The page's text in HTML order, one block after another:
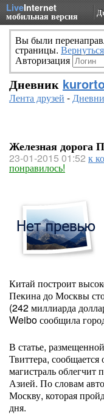
LiveInternet
мобильная версия
Вы были
страницы.
Авторизация
Дневник
Лента друзей -
Железная дорога
23-01-2015 01:52 к
понравилось!
Китай построит
Пекина до Москвы
(242 миллиарда
Weibo сообщила
В статье,
Твиттера,
магистраль облегчит
Азией. По словам
Москву, которая
дня.